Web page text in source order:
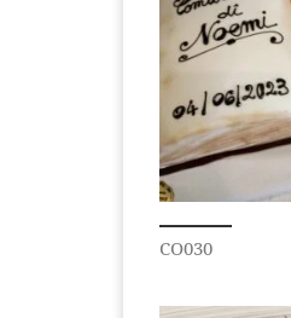
CO030